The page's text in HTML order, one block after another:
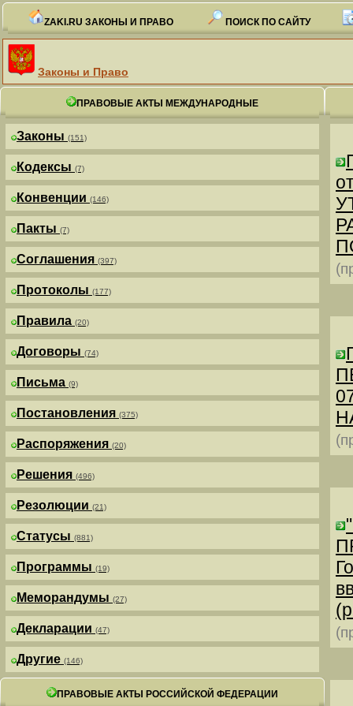
ZAKI.RU ЗАКОНЫ И ПРАВО ПОИСК ПО САЙТУ
Законы и Право
ПРАВОВЫЕ АКТЫ МЕЖДУНАРОДНЫЕ
Законы (151)
Кодексы (7)
Конвенции (146)
Пакты (7)
Соглашения (397)
Протоколы (177)
Правила (20)
Договоры (74)
Письма (9)
Постановления (375)
Распоряжения (20)
Решения (496)
Резолюции (21)
Статусы (881)
Программы (19)
Меморандумы (27)
Декларации (47)
Другие (146)
ПРАВОВЫЕ АКТЫ РОССИЙСКОЙ ФЕДЕРАЦИИ